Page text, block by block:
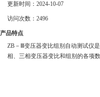
更新时间： 2024-10-07
访问次数： 2496
产品特点
ZB－Ⅲ变压器变比组别自动测试仪
相、三相变压器变比和组别的各项